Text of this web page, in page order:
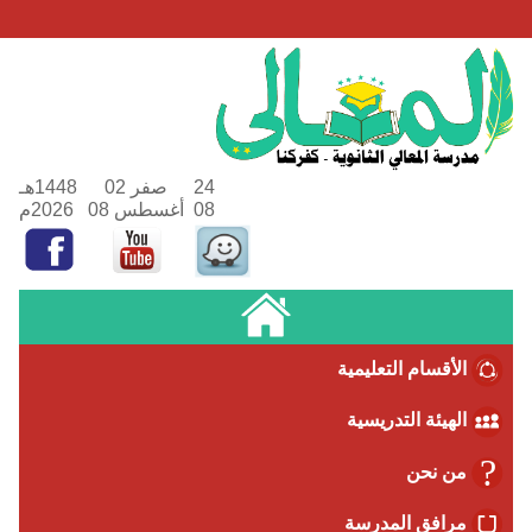
1448هـ
أغسطس 08 2026م
التعليمية
التدريسية
المدرسة